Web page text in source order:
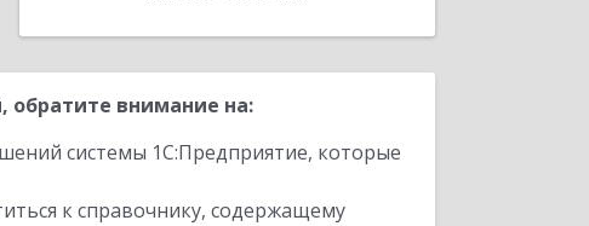
внимание на:
системы 1С:Предприятие, которые
к справочнику, содержащему